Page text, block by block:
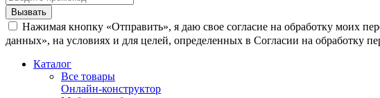
Нажимая кнопку «Отправить», я даю свое согласие на обработку моих
данных», на условиях и для целей, определенных в Согласии на обработку
Каталог
Все товары
Онлайн-конструктор